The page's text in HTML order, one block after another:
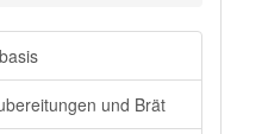
und Brät